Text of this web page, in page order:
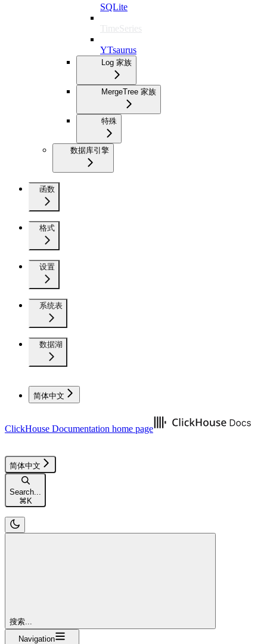
SQLite
TimeSeries
YTsaurus
Log 家族
MergeTree 家族
特殊
数据库引擎
函数
格式
设置
系统表
数据湖
简体中文
ClickHouse Documentation home page
简体中文
Search...
⌘K
搜索...
Navigation